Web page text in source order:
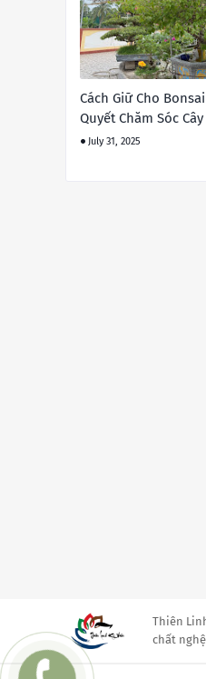
Cách Giữ Cho
Quyết Chăm Sóc
July 31, 2025
Thiên
chất